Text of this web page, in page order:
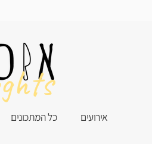
כל המתכונים אירועים